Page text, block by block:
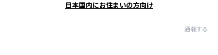
日本国内にお住まいの方向け
通報する